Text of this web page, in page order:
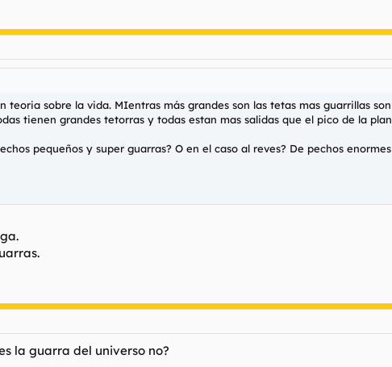
teoria sobre la vida. MIentras más grandes son las tetas mas guarrillas
tienen grandes tetorras y todas estan mas salidas que el pico de la
pequeños y super guarras? O en el caso al reves? De pechos
la guarra del universo no?